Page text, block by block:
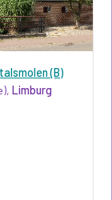
(B)
Limburg